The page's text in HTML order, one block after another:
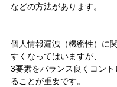
などの方法があります。
個人情報漏洩（機密性）に
すくなってはいますが、
3要素をバランス良くコント
ることが重要です。